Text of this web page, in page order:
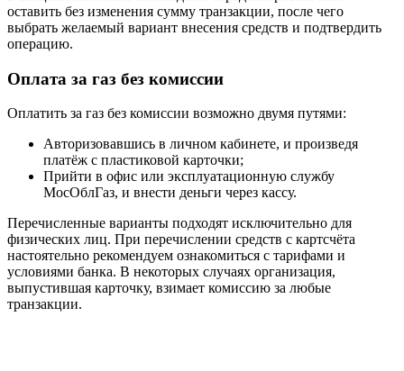
оставить без изменения сумму транзакции, после чего
выбрать желаемый вариант внесения средств и подтвердить
операцию.
Оплата за газ без комиссии
Оплатить за газ без комиссии возможно двумя путями:
Авторизовавшись в личном кабинете, и произведя
платёж с пластиковой карточки;
Прийти в офис или эксплуатационную службу
МосОблГаз, и внести деньги через кассу.
Перечисленные варианты подходят исключительно для
физических лиц. При перечислении средств с картсчёта
настоятельно рекомендуем ознакомиться с тарифами и
условиями банка. В некоторых случаях организация,
выпустившая карточку, взимает комиссию за любые
транзакции.